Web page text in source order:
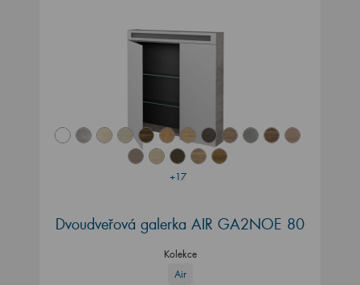
+17
Dvoudveřová galerka AIR GA2NOE 80
Kolekce
Air